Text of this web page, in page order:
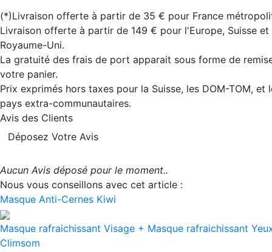
(*)Livraison offerte à partir de 35 € pour France
Livraison offerte à partir de 149 € pour l'Europe, Suisse et
Royaume-Uni.
La gratuité des frais de port apparait sous forme de
votre panier.
Prix exprimés hors taxes pour la Suisse, les DOM-TOM, et
pays extra-communautaires.
Avis des Clients
Déposez Votre Avis
Aucun Avis déposé pour le moment..
Nous vous conseillons avec cet article :
Masque Anti-Cernes Kiwi
Masque rafraichissant Visage + Masque rafraichissant
Climsom